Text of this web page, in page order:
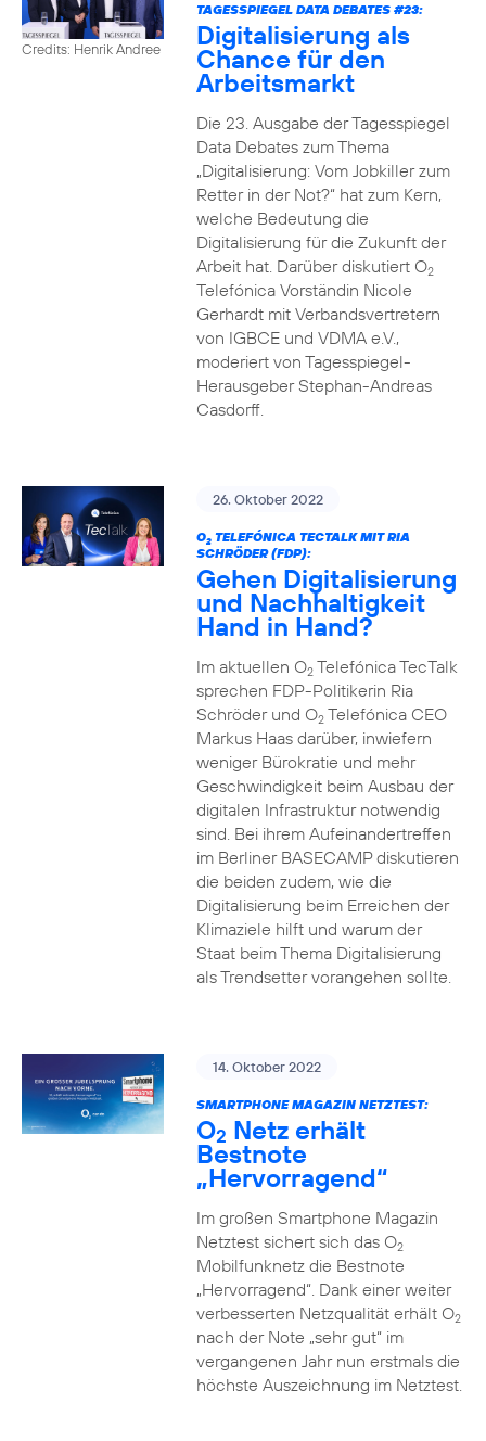
Credits: Henrik Andree
TAGESSPIEGEL DATA DEBATES #23:
Digitalisierung als
Chance für den
Arbeitsmarkt
Die 23. Ausgabe der Tagesspiegel
Data Debates zum Thema
„Digitalisierung: Vom Jobkiller zum
Retter in der Not?“ hat zum Kern,
welche Bedeutung die
Digitalisierung für die Zukunft der
Arbeit hat. Darüber diskutiert O2
Telefónica Vorständin Nicole
Gerhardt mit Verbandsvertretern
von IGBCE und VDMA e.V.,
moderiert von Tagesspiegel-
Herausgeber Stephan-Andreas
Casdorff.
26. Oktober 2022
O2TELEFÓNICA TECTALK MIT RIA
SCHRÖDER (FDP):
Gehen Digitalisierung
und Nachhaltigkeit
Hand in Hand?
Im aktuellen O2Telefónica TecTalk
sprechen FDP-Politikerin Ria
Schröder und O2Telefónica CEO
Markus Haas darüber, inwiefern
weniger Bürokratie und mehr
Geschwindigkeit beim Ausbau der
digitalen Infrastruktur notwendig
sind. Bei ihrem Aufeinandertreffen
im Berliner BASECAMP diskutieren
die beiden zudem, wie die
Digitalisierung beim Erreichen der
Klimaziele hilft und warum der
Staat beim Thema Digitalisierung
als Trendsetter vorangehen sollte.
14. Oktober 2022
SMARTPHONE MAGAZIN NETZTEST:
O2 Netz erhält
Bestnote
„Hervorragend“
Im großen Smartphone Magazin
Netztest sichert sich das O2
Mobilfunknetz die Bestnote
„Hervorragend“. Dank einer weiter
verbesserten Netzqualität erhält O2
nach der Note „sehr gut“ im
vergangenen Jahr nun erstmals die
höchste Auszeichnung im Netztest.